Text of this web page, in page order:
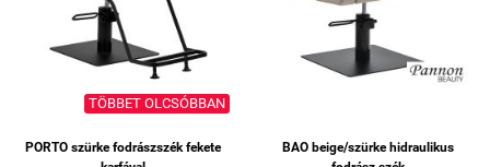
TÖBBET OLCSÓBBAN
PORTO szürke fodrászszék fekete
BAO beige/szürke hidraulikus